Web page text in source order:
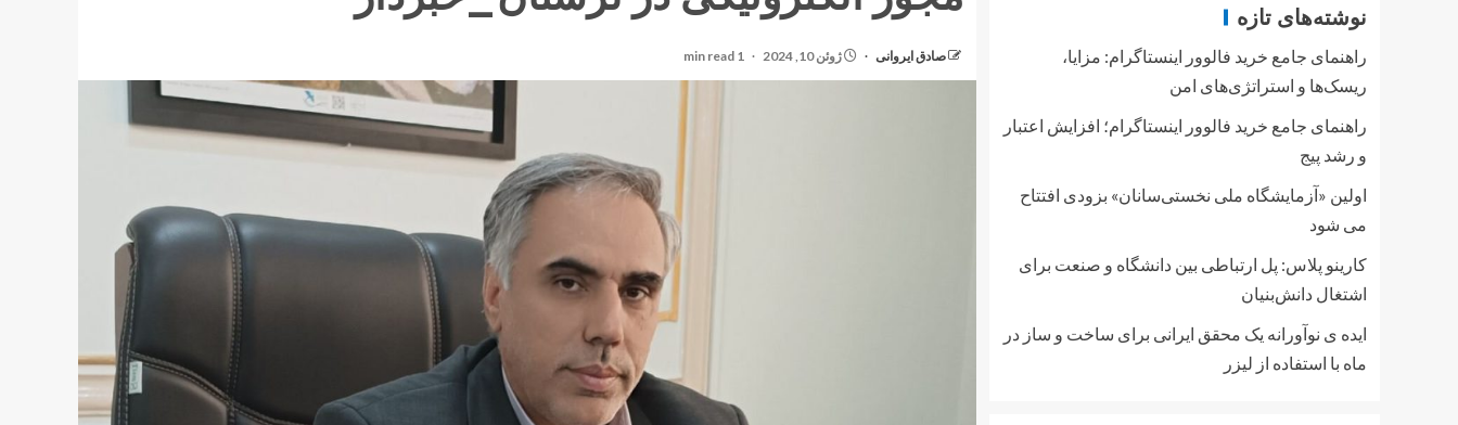
صادق ایروانی ژوئن 10, 2024 1 min read
نوشته‌های تازه
راهنمای جامع خرید فالوور اینستاگرام: مزایا،
ریسک‌ها و استراتژی‌های امن
راهنمای جامع خرید فالوور اینستاگرام؛ افزایش اعتبار
و رشد پیج
اولین «آزمایشگاه ملی نخستی‌سانان» بزودی افتتاح
می شود
کارینو پلاس: پل ارتباطی بین دانشگاه و صنعت برای
اشتغال دانش‌بنیان
ایده ی نوآورانه یک محقق ایرانی برای ساخت و ساز در
ماه با استفاده از لیزر